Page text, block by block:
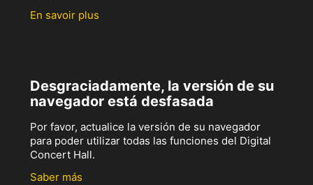
En savoir plus
Desgraciadamente, la versión de su
navegador está desfasada
Por favor, actualice la versión de su navegador
para poder utilizar todas las funciones del Digital
Concert Hall.
Saber más